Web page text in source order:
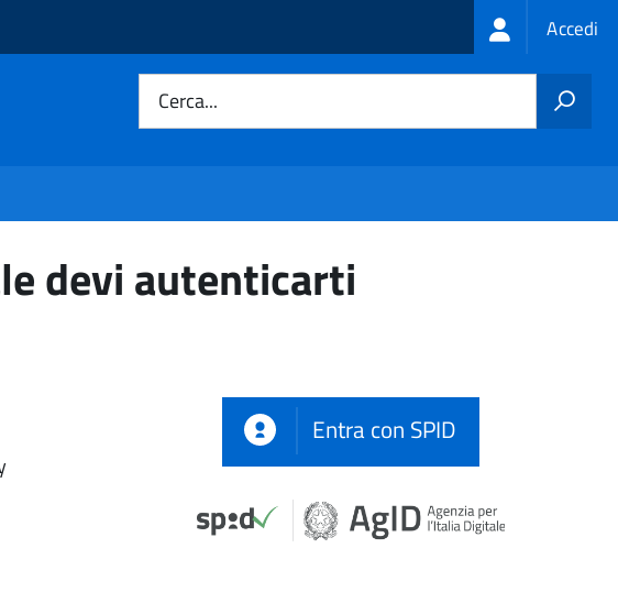
Login
menu
Accedi
Cerca...
devi autenticarti
Entra con SPID